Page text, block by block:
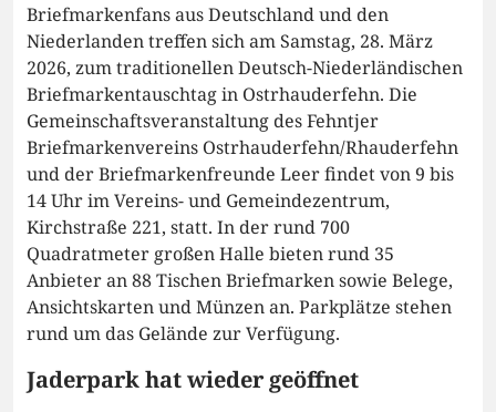
Briefmarkenfans aus Deutschland und den
Niederlanden treffen sich am Samstag, 28. März
2026, zum traditionellen Deutsch-Niederländischen
Briefmarkentauschtag in Ostrhauderfehn. Die
Gemeinschaftsveranstaltung des Fehntjer
Briefmarkenvereins Ostrhauderfehn/Rhauderfehn
und der Briefmarkenfreunde Leer findet von 9 bis
14 Uhr im Vereins- und Gemeindezentrum,
Kirchstraße 221, statt. In der rund 700
Quadratmeter großen Halle bieten rund 35
Anbieter an 88 Tischen Briefmarken sowie Belege,
Ansichtskarten und Münzen an. Parkplätze stehen
rund um das Gelände zur Verfügung.
Jaderpark hat wieder geöffnet